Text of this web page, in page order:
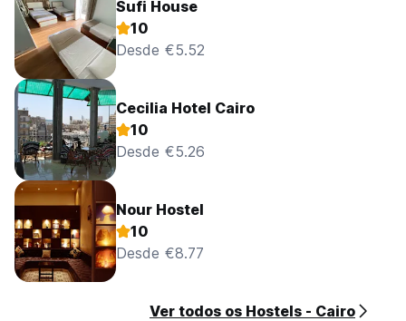
Sufi House
10
Desde €5.52
Cecilia Hotel Cairo
10
Desde €5.26
Nour Hostel
10
Desde €8.77
Ver todos os Hostels - Cairo